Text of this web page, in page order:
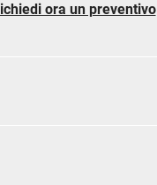
ora un preventivo